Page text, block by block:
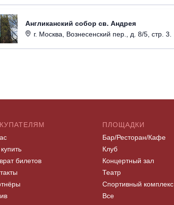
Англиканский собор св. Андрея
г. Москва, Вознесенский пер., д. 8/5, стр. 3.
билетов
ПЛОЩАДКИ
Бар/Ресторан/Кафе
Клуб
Концертный зал
Театр
Спортивный комплекс
Все